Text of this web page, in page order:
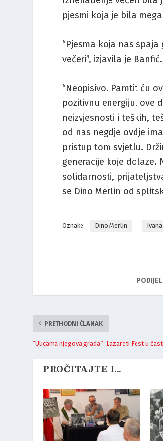
pjesmi koja je bila
“Pjesma koja nas
večeri”, izjavila je Banfić.
“Neopisivo. Pamtit ću
pozitivnu energiju, ove
neizvjesnosti i teških,
od nas negdje ovdje
pristup tom svjetlu.
generacije koje dolaze.
solidarnosti,
se Dino Merlin od
Oznake: Dino Merlin
PRETHODNI ČLANAK
“Ulicama njegova grada”: Lazareti Fest u
PROČITAJTE I...